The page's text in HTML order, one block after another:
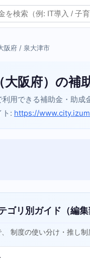
阪府 / 泉大津市
大阪府）の補
用できる補助金・助成
ト: https://
ゴリ別ガイド（編集
制度の使い分け・推し制